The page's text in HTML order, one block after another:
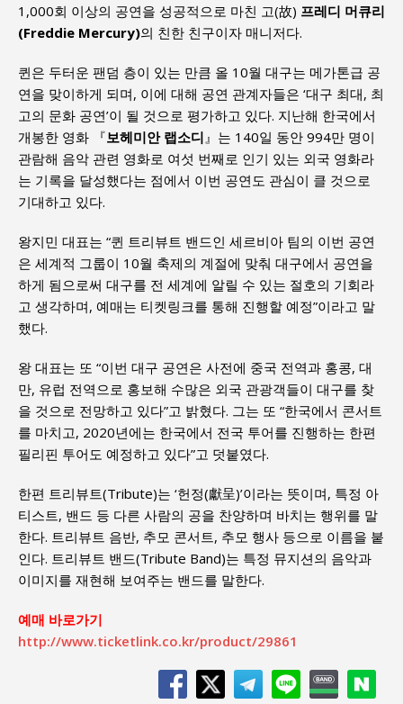
1,000회 이상의 공연을 성공적으로 마친 고(故) 프레디 머큐리
(Freddie Mercury)의 친한 친구이자 매니저다.
퀸은 두터운 팬덤 층이 있는 만큼 올 10월 대구는 메가톤급 공
연을 맞이하게 되며, 이에 대해 공연 관계자들은 ‘대구 최대, 최
고의 문화 공연’이 될 것으로 평가하고 있다. 지난해 한국에서
개봉한 영화 『보헤미안 랩소디』는 140일 동안 994만 명이
관람해 음악 관련 영화로 여섯 번째로 인기 있는 외국 영화라
는 기록을 달성했다는 점에서 이번 공연도 관심이 클 것으로
기대하고 있다.
왕지민 대표는 “퀸 트리뷰트 밴드인 세르비아 팀의 이번 공연
은 세계적 그룹이 10월 축제의 계절에 맞춰 대구에서 공연을
하게 됨으로써 대구를 전 세계에 알릴 수 있는 절호의 기회라
고 생각하며, 예매는 티켓링크를 통해 진행할 예정”이라고 말
했다.
왕 대표는 또 “이번 대구 공연은 사전에 중국 전역과 홍콩, 대
만, 유럽 전역으로 홍보해 수많은 외국 관광객들이 대구를 찾
을 것으로 전망하고 있다”고 밝혔다. 그는 또 “한국에서 콘서트
를 마치고, 2020년에는 한국에서 전국 투어를 진행하는 한편
필리핀 투어도 예정하고 있다”고 덧붙였다.
한편 트리뷰트(Tribute)는 ‘헌정(獻呈)’이라는 뜻이며, 특정 아
티스트, 밴드 등 다른 사람의 공을 찬양하며 바치는 행위를 말
한다. 트리뷰트 음반, 추모 콘서트, 추모 행사 등으로 이름을 붙
인다. 트리뷰트 밴드(Tribute Band)는 특정 뮤지션의 음악과
이미지를 재현해 보여주는 밴드를 말한다.
예매 바로가기
http://www.ticketlink.co.kr/product/29861